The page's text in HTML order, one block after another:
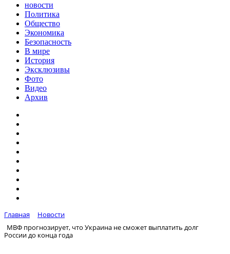
новости
Политика
Общество
Экономика
Безопасность
В мире
История
Эксклюзивы
Фото
Видео
Архив
Главная
Новости
МВФ прогнозирует, что Украина не сможет выплатить долг
России до конца года